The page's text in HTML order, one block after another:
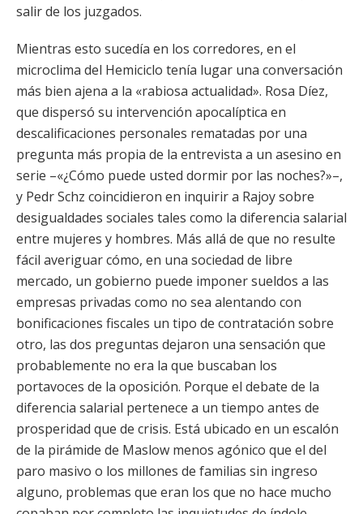
salir de los juzgados.
Mientras esto sucedía en los corredores, en el
microclima del Hemiciclo tenía lugar una conversación
más bien ajena a la «rabiosa actualidad». Rosa Díez,
que dispersó su intervención apocalíptica en
descalificaciones personales rematadas por una
pregunta más propia de la entrevista a un asesino en
serie –«¿Cómo puede usted dormir por las noches?»–,
y Pedr Schz coincidieron en inquirir a Rajoy sobre
desigualdades sociales tales como la diferencia salarial
entre mujeres y hombres. Más allá de que no resulte
fácil averiguar cómo, en una sociedad de libre
mercado, un gobierno puede imponer sueldos a las
empresas privadas como no sea alentando con
bonificaciones fiscales un tipo de contratación sobre
otro, las dos preguntas dejaron una sensación que
probablemente no era la que buscaban los
portavoces de la oposición. Porque el debate de la
diferencia salarial pertenece a un tiempo antes de
prosperidad que de crisis. Está ubicado en un escalón
de la pirámide de Maslow menos agónico que el del
paro masivo o los millones de familias sin ingreso
alguno, problemas que eran los que no hace mucho